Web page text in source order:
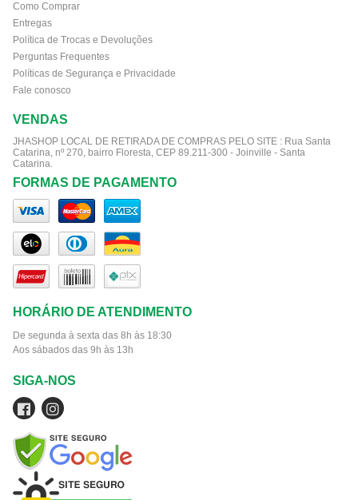
Como Comprar
Entregas
Política de Trocas e Devoluções
Perguntas Frequentes
Políticas de Segurança e Privacidade
Fale conosco
VENDAS
JHASHOP LOCAL DE RETIRADA DE COMPRAS PELO SITE : Rua Santa
Catarina, nº 270, bairro Floresta, CEP 89.211-300 - Joinville - Santa
Catarina.
FORMAS DE PAGAMENTO
HORÁRIO DE ATENDIMENTO
De segunda à sexta das 8h às 18:30
Aos sábados das 9h às 13h
SIGA-NOS